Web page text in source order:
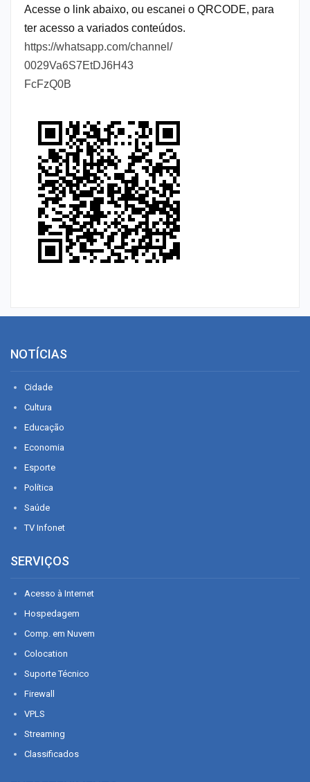
Acesse o link abaixo, ou escanei o QRCODE, para
ter acesso a variados conteúdos.
https://whatsapp.com/channel/
0029Va6S7EtDJ6H43
FcFzQ0B
NOTÍCIAS
Cidade
Cultura
Educação
Economia
Esporte
Política
Saúde
TV Infonet
SERVIÇOS
Acesso à Internet
Hospedagem
Comp. em Nuvem
Colocation
Suporte Técnico
Firewall
VPLS
Streaming
Classificados